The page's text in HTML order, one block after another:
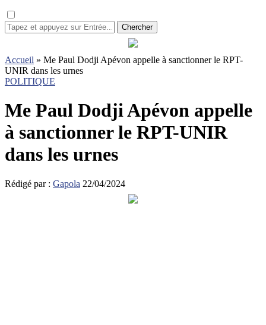
Chercher
Accueil » Me Paul Dodji Apévon appelle à sanctionner le RPT-
UNIR dans les urnes
POLITIQUE
Me Paul Dodji Apévon appelle
à sanctionner le RPT-UNIR
dans les urnes
Rédigé par : Gapola 22/04/2024